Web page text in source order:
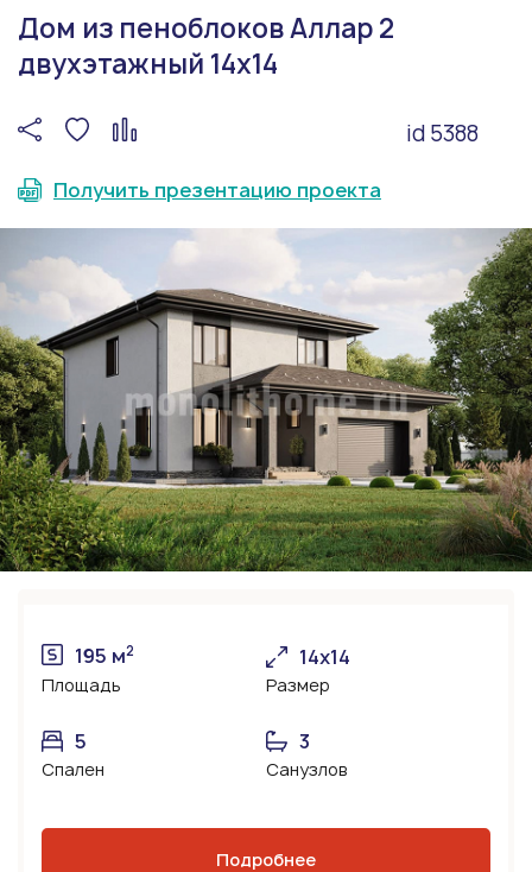
Дом из пеноблоков Аллар 2
двухэтажный 14х14
id 5388
Получить презентацию проекта
195 м2
Площадь
14х14
Размер
5
Спален
3
Санузлов
Подробнее